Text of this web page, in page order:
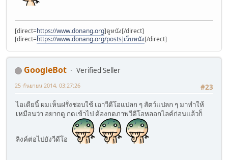
[direct=https://www.donang.org]ดูหนัง[/direct]
[direct=https://www.donang.org/posts]เว็บหนัง[/direct]
GoogleBot
Verified Seller
#23
25 กันยายน 2014, 03:27:26
ไอเดียนี้ ผมเห็นฝรั่งชอบใช้ เอาวีดีโอแปลก ๆ สัตว์แปลก ๆ มาทำให้
เหมือนว่า อยากดู กดเข้าไป ต้องกดภาพวีดีโอหลอกไลค์ก่อนแล้วก็
ลิงค์ต่อไปยังวีดีโอ